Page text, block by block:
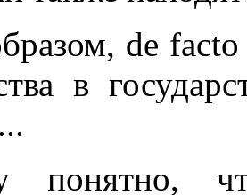
de facto
в
понятно,